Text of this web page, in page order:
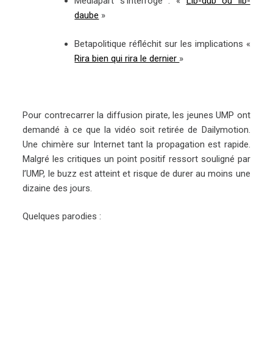
daube »
Betapolitique réfléchit sur les implications «
Rira bien qui rira le dernier »
Pour contrecarrer la diffusion pirate, les jeunes UMP ont
demandé à ce que la vidéo soit retirée de Dailymotion.
Une chimère sur Internet tant la propagation est rapide.
Malgré les critiques un point positif ressort souligné par
l’UMP, le buzz est atteint et risque de durer au moins une
dizaine des jours.
Quelques parodies :